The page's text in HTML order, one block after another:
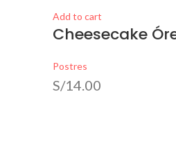
Add to cart
Cheesecake
Postres
S/14.00